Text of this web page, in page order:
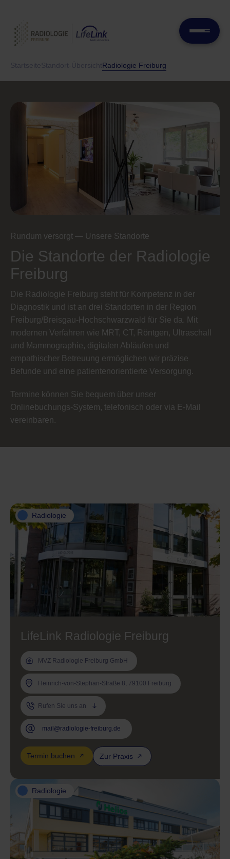
Radiologie Freiburg
Rundum versorgt — Unsere Standorte
Die Standorte der Radiologie
Freiburg
Die Radiologie Freiburg steht für Kompetenz in der
Diagnostik und ist an drei Standorten in der Region
Freiburg/Breisgau-Hochschwarzwald für Sie da. Mit
modernen Verfahren wie MRT, CT, Röntgen, Ultraschall
und Mammographie, digitalen Abläufen und
empathischer Betreuung ermöglichen wir präzise
Befunde und eine patientenorientierte Versorgung.
Termine können Sie bequem über unser
Onlinebuchungs-System, telefonisch oder via E-Mail
vereinbaren.
Radiologie
LifeLink Radiologie Freiburg
MVZ Radiologie Freiburg GmbH
Heinrich-von-Stephan-Straße 8, 79100 Freiburg
Rufen Sie uns an
mail@radiologie-freiburg.de
Termin buchen Zur Praxis
Radiologie